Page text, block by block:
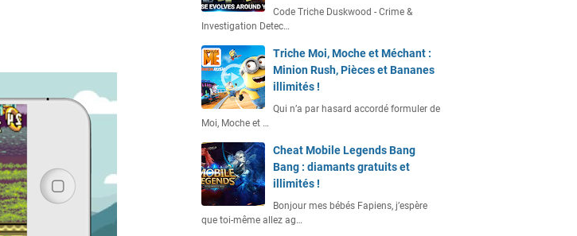
Code Triche Duskwood - Crime &
Investigation Detec…
Triche Moi, Moche et Méchant :
Minion Rush, Pièces et Bananes
illimités !
Qui n’a par hasard accordé formuler de
Moi, Moche et …
Cheat Mobile Legends Bang
Bang : diamants gratuits et
illimités !
Bonjour mes bébés Fapiens, j’espère
que toi-même allez ag…